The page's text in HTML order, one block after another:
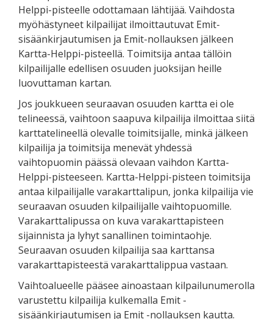
Helppi-pisteelle odottamaan lähtijää. Vaihdosta
myöhästyneet kilpailijat ilmoittautuvat Emit-
sisäänkirjautumisen ja Emit-nollauksen jälkeen
Kartta-Helppi-pisteellä. Toimitsija antaa tällöin
kilpailijalle edellisen osuuden juoksijan heille
luovuttaman kartan.
Jos joukkueen seuraavan osuuden kartta ei ole
telineessä, vaihtoon saapuva kilpailija ilmoittaa siitä
karttatelineellä olevalle toimitsijalle, minkä jälkeen
kilpailija ja toimitsija menevät yhdessä
vaihtopuomin päässä olevaan vaihdon Kartta-
Helppi-pisteeseen. Kartta-Helppi-pisteen toimitsija
antaa kilpailijalle varakarttalipun, jonka kilpailija vie
seuraavan osuuden kilpailijalle vaihtopuomille.
Varakarttalipussa on kuva varakarttapisteen
sijainnista ja lyhyt sanallinen toimintaohje.
Seuraavan osuuden kilpailija saa karttansa
varakarttapisteestä varakarttalippua vastaan.
Vaihtoalueelle pääsee ainoastaan kilpailunumerolla
varustettu kilpailija kulkemalla Emit -
sisäänkirjautumisen ja Emit -nollauksen kautta.